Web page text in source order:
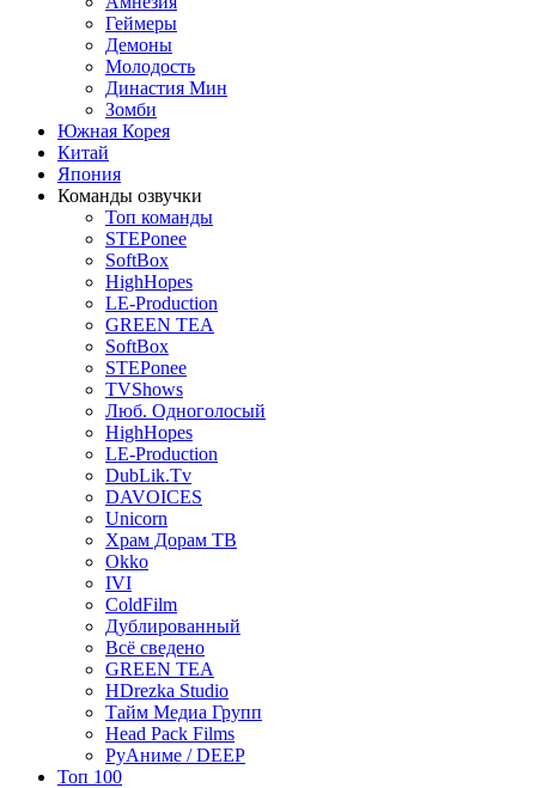
Геймеры
Демоны
Молодость
Династия Мин
Зомби
Южная Корея
Китай
Япония
Команды озвучки
Топ команды
STEPonee
SoftBox
HighHopes
LE-Production
GREEN TEA
SoftBox
STEPonee
TVShows
Люб. Одноголосый
HighHopes
LE-Production
DubLik.Tv
DAVOICES
Unicorn
Храм Дорам ТВ
Okko
IVI
ColdFilm
Дублированный
Всё сведено
GREEN TEA
HDrezka Studio
Тайм Медиа Групп
Head Pack Films
РуАниме / DEEP
Топ 100